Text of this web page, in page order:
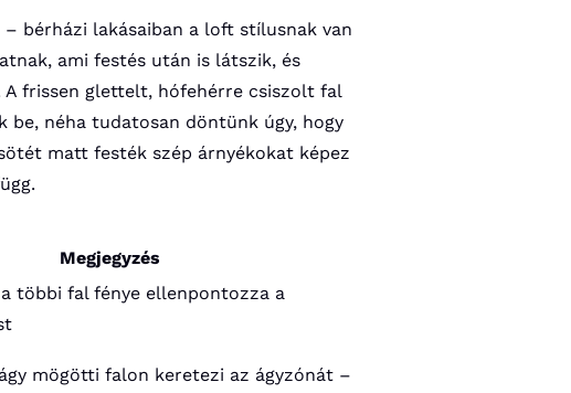
bérházi lakásaiban a loft stílusnak van
ami festés után is látszik, és
frissen glettelt, hófehérre csiszolt fal
néha tudatosan döntünk úgy, hogy
matt festék szép árnyékokat képez
Megjegyzés
többi fal fénye ellenpontozza a
mögötti falon keretezi az ágyzónát –